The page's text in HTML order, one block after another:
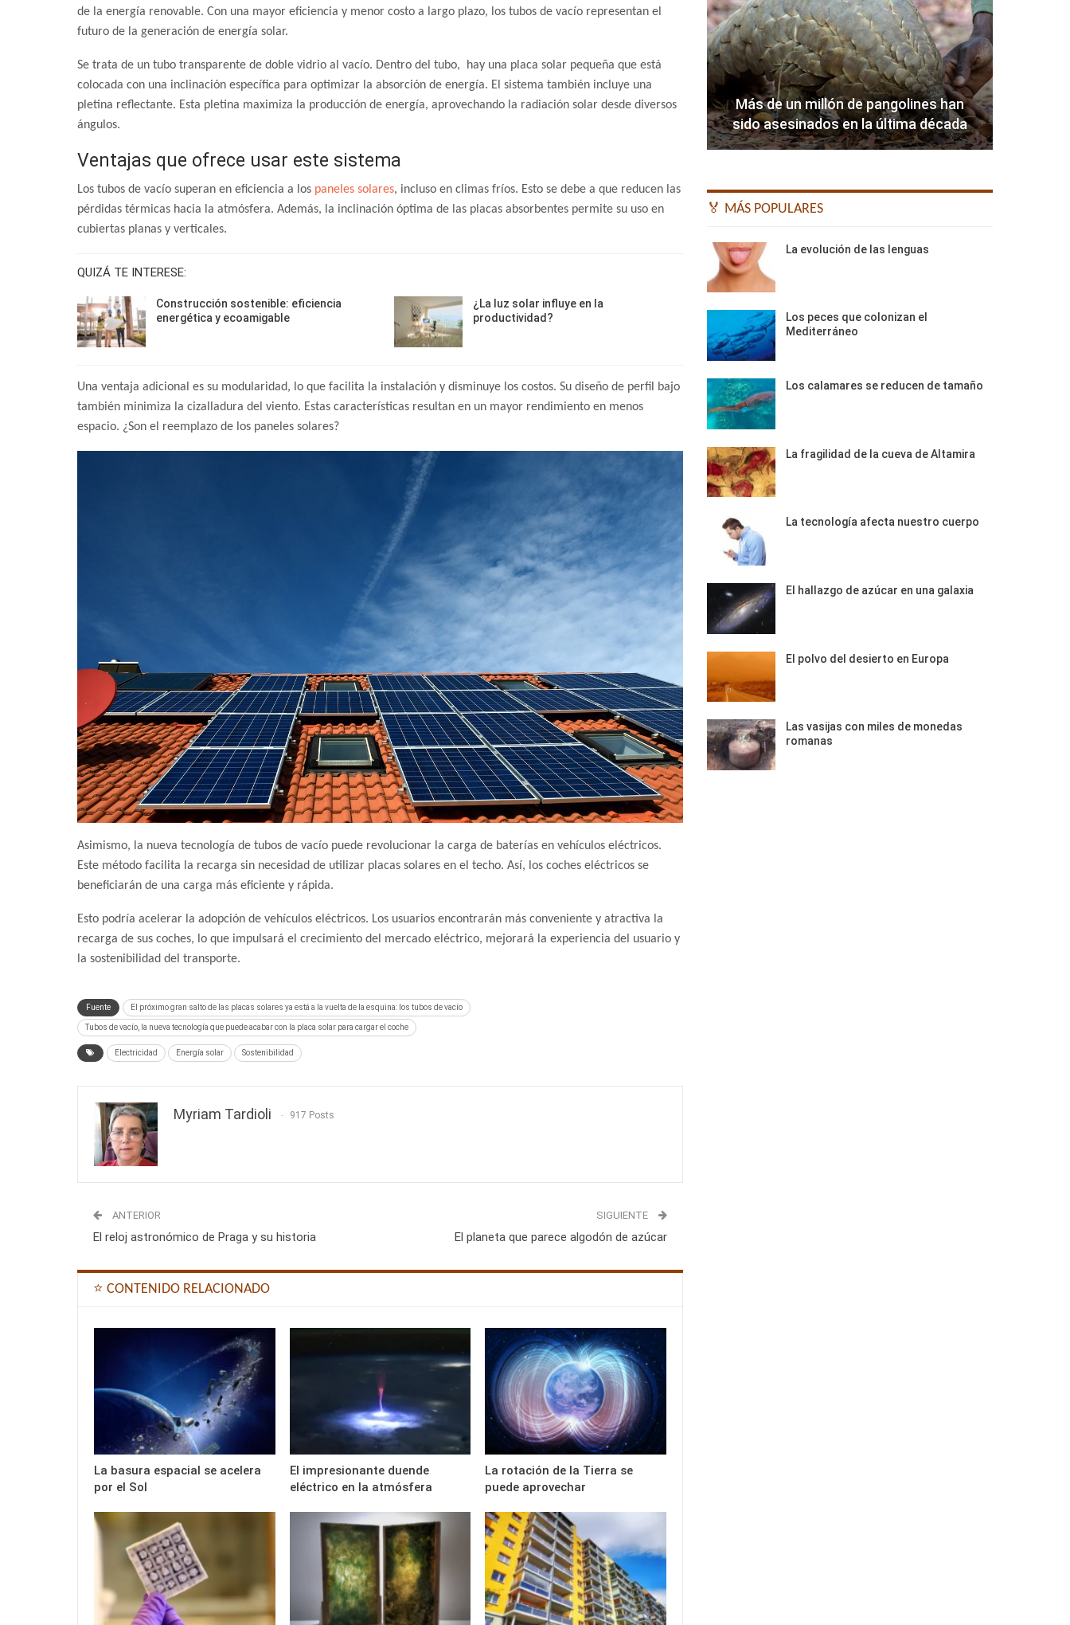
de la energía renovable. Con una mayor eficiencia y menor costo a largo plazo, los tubos de vacío representan el
futuro de la generación de energía solar.
Se trata de un tubo transparente de doble vidrio al vacío. Dentro del tubo, hay una placa solar pequeña que está
colocada con una inclinación específica para optimizar la absorción de energía. El sistema también incluye una
pletina reflectante. Esta pletina maximiza la producción de energía, aprovechando la radiación solar desde diversos
ángulos.
Ventajas que ofrece usar este sistema
Los tubos de vacío superan en eficiencia a los paneles solares, incluso en climas fríos. Esto se debe a que reducen las
pérdidas térmicas hacia la atmósfera. Además, la inclinación óptima de las placas absorbentes permite su uso en
cubiertas planas y verticales.
QUIZÁ TE INTERESE:
Construcción sostenible: eficiencia
energética y ecoamigable
¿La luz solar influye en la
productividad?
Una ventaja adicional es su modularidad, lo que facilita la instalación y disminuye los costos. Su diseño de perfil bajo
también minimiza la cizalladura del viento. Estas características resultan en un mayor rendimiento en menos
espacio. ¿Son el reemplazo de los paneles solares?
Asimismo, la nueva tecnología de tubos de vacío puede revolucionar la carga de baterías en vehículos eléctricos.
Este método facilita la recarga sin necesidad de utilizar placas solares en el techo. Así, los coches eléctricos se
beneficiarán de una carga más eficiente y rápida.
Esto podría acelerar la adopción de vehículos eléctricos. Los usuarios encontrarán más conveniente y atractiva la
recarga de sus coches, lo que impulsará el crecimiento del mercado eléctrico, mejorará la experiencia del usuario y
la sostenibilidad del transporte.
Fuente El próximo gran salto de las placas solares ya está a la vuelta de la esquina: los tubos de vacío
Tubos de vacío, la nueva tecnología que puede acabar con la placa solar para cargar el coche
Electricidad Energía solar Sostenibilidad
Myriam Tardioli 917 Posts
ANTERIOR
El reloj astronómico de Praga y su historia
SIGUIENTE
El planeta que parece algodón de azúcar
⭐ CONTENIDO RELACIONADO
La basura espacial se acelera
por el Sol
El impresionante duende
eléctrico en la atmósfera
La rotación de la Tierra se
puede aprovechar
Más de un millón de pangolines han
sido asesinados en la última década
🏅 MÁS POPULARES
La evolución de las lenguas
Los peces que colonizan el
Mediterráneo
Los calamares se reducen de tamaño
La fragilidad de la cueva de Altamira
La tecnología afecta nuestro cuerpo
El hallazgo de azúcar en una galaxia
El polvo del desierto en Europa
Las vasijas con miles de monedas
romanas